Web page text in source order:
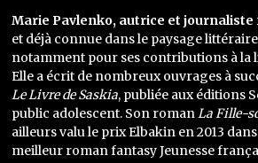
Marie Pavlenko, autrice et journaliste
et déjà connue dans le paysage
notamment pour ses contributions à la
Elle a écrit de nombreux ouvrages à
Le Livre de Saskia, publiée aux éditions
public adolescent. Son romanLa Fille-
ailleurs valu le prix Elbakin en 2013
meilleur roman fantasy Jeunesse